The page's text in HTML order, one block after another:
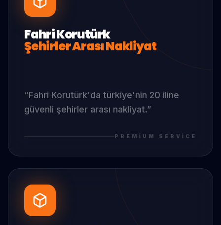
Fahri Korutürk
Şehirler Arası Nakliyat
“Fahri Korutürk'da türkiye'nin 20 iline
güvenli şehirler arası nakliyat.”
PREMIUM SERVICE